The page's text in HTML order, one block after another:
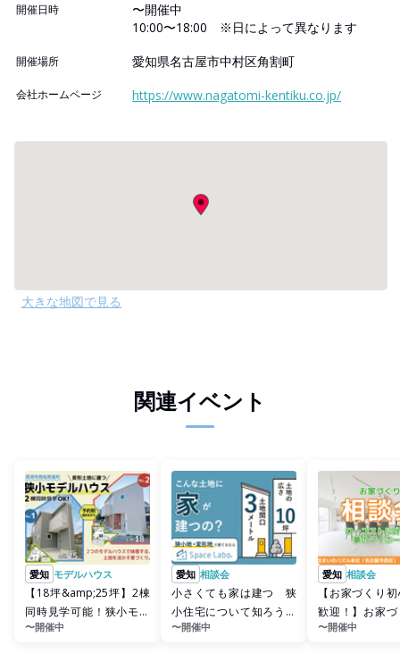
開催日時
〜開催中
10:00〜18:00 ※日によって異なります
開催場所 愛知県名古屋市中村区角割町
会社ホームページ https://www.nagatomi-kentiku.co.jp/
大きな地図で見る
関連イベント
愛知 モデルハウス
【18坪&amp;25坪】2棟
同時見学可能！狭小モデ
ルハウス見学会【清須
〜開催中
愛知 相談会
小さくても家は建つ 狭
小住宅について知ろう
Space Labo
〜開催中
愛知 相談会
【お家づくり
歓迎！】お家
会 住まいのパ
〜開催中